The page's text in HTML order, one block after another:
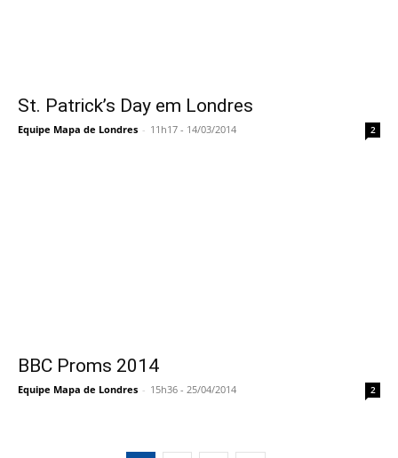
St. Patrick’s Day em Londres
Equipe Mapa de Londres - 11h17 - 14/03/2014 2
BBC Proms 2014
Equipe Mapa de Londres - 15h36 - 25/04/2014 2